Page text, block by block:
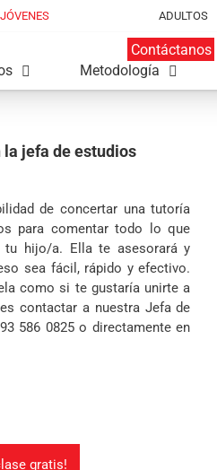
JÓVENES ADULTOS
Contáctanos
Metodología
jefa de estudios
de concertar una tutoría
para comentar todo lo que
tu hijo/a. Ella te asesorará y
sea fácil, rápido y efectivo.
como si te gustaría unirte a
contactar a nuestra Jefa de
586 0825 o directamente en
gratis!